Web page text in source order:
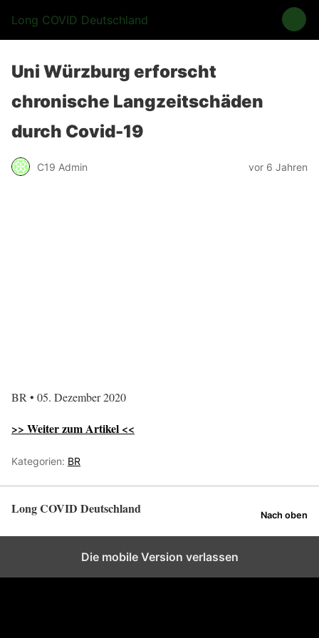
Long COVID Deutschland
Uni Würzburg erforscht
chronische Langzeitschäden
durch Covid-19
C19 Admin vor 6 Jahren
BR • 05. Dezember 2020
>> Weiter zum Artikel <<
Kategorien: BR
Long COVID Deutschland Nach oben
Die mobile Version verlassen